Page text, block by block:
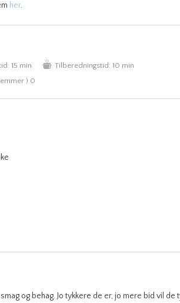
her.
15 min Tilberedningstid: 10 min
) 0
og behag. Jo tykkere de er, jo mere bid vil de